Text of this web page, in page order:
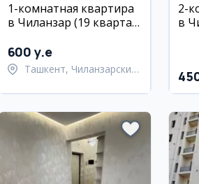
1-комнатная квартира
в Чиланзар (19 квартал)
600 y.e
Ташкент, Чиланзарский
2-
в